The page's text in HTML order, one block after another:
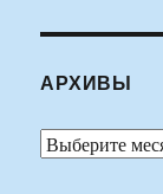
АРХИВЫ
Архивы